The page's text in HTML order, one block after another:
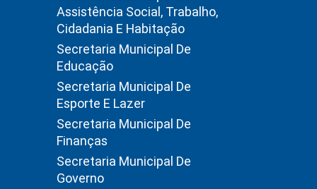
Assistência Social, Trabalho,
Cidadania E Habitação
Secretaria Municipal De
Educação
Secretaria Municipal De
Esporte E Lazer
Secretaria Municipal De
Finanças
Secretaria Municipal De
Governo